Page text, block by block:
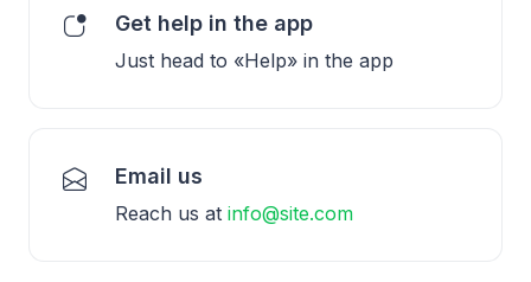
Get help in the app
Just head to «Help» in the app
Email us
Reach us at info@site.com